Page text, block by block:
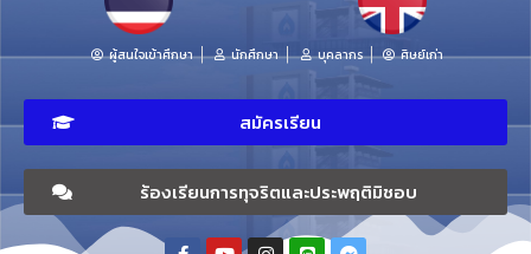
ผู้สนใจเข้าศึกษา นักศึกษา บุคลากร ศิษย์เก่า
สมัครเรียน
ร้องเรียนการทุจริตและประพฤติมิชอบ